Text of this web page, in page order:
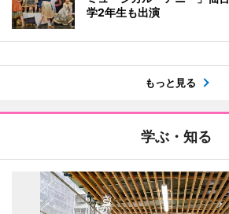
学2年生も出演
もっと見る
学ぶ・知る